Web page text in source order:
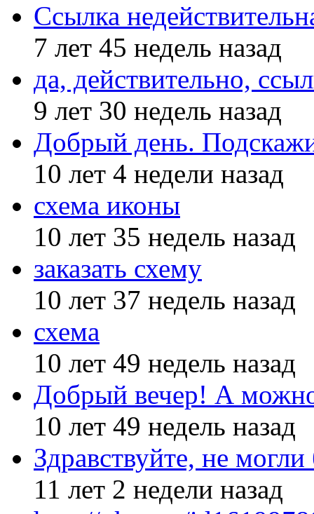
Ссылка
7 лет 45 недель назад
да, действительно,
9 лет 30 недель назад
Добрый день.
10 лет 4 недели назад
схема иконы
10 лет 35 недель назад
заказать схему
10 лет 37 недель назад
схема
10 лет 49 недель назад
Добрый вечер! А
10 лет 49 недель назад
Здравствуйте, не
11 лет 2 недели назад